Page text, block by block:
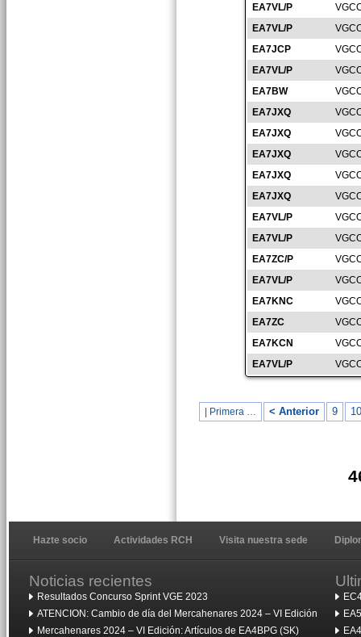
EA7VL/P
EA7VL/P
EA7JCP
EA7VL/P
EA7BW
EA7JXQ
EA7JXQ
EA7JXQ
EA7JXQ
EA7JXQ
EA7VL/P
EA7VL/P
EA7ZC/P
EA7VL/P
EA7KNC
EA7ZC
EA7KCN
EA7VL/P
| Primera … < Anterior 9 10
Hazte socio Actividades RCH Visita nuestra sede
Noticias recientes
Resultados Concurso Sprint VGE 2023
ATENCION: Cambio de día del Mercahenares 2024 – VI Edición
Mercahenares 2024 – VI Edición: Artículos de EA4BPG (SK)